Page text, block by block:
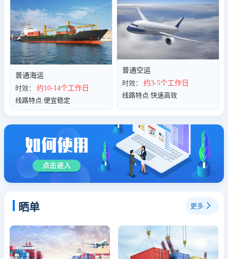
普通海运
时效： 约10-14个工作日
线路特点:便宜稳定
普通空运
时效： 约3-5个工作日
线路特点:快速高效
晒单 更多